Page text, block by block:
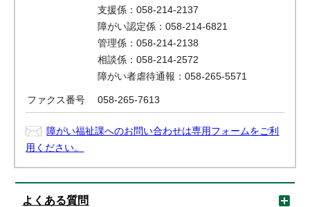
支援係：058-214-2137
障がい認定係：058-214-6821
管理係：058-214-2138
相談係：058-214-2572
障がい者虐待通報：058-265-5571
ファクス番号 058-265-7613
障がい福祉課へのお問い合わせは専用フォームをご利
用ください。
よくある質問